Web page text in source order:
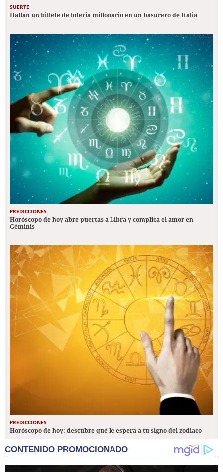
SUERTE
Hallan un billete de lotería millonario en un basurero de Italia
PREDICCIONES
Horóscopo de hoy abre puertas a Libra y complica el amor en
Géminis
PREDICCIONES
Horóscopo de hoy: descubre qué le espera a tu signo del zodiaco
CONTENIDO PROMOCIONADO